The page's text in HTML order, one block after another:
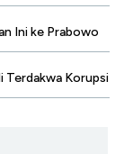
Ini ke Prabowo
Terdakwa Korupsi